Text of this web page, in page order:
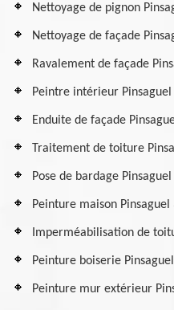
Nettoyage de pignon
Nettoyage de façade
Ravalement de façade
Peintre intérieur Pinsaguel
Enduite de façade
Traitement de toiture
Pose de bardage
Peinture maison Pinsaguel
Imperméabilisation de
Peinture boiserie
Peinture mur extérieur